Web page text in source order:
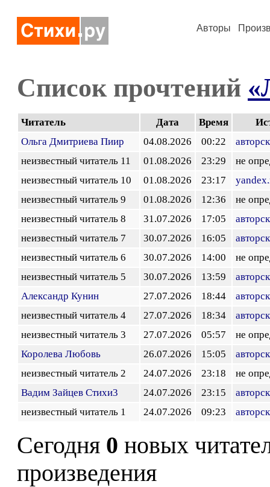
Авторы
Список прочтений
Читатель Дата Время
Ольга Дмитриева Пиир
04.08.2026 00:22
неизвестный читатель 11
01.08.2026 23:29
не
неизвестный читатель 10
01.08.2026 23:17
неизвестный читатель 9
01.08.2026 12:36
не
неизвестный читатель 8
31.07.2026 17:05
неизвестный читатель 7
30.07.2026 16:05
неизвестный читатель 6
30.07.2026 14:00
не
неизвестный читатель 5
30.07.2026 13:59
Александр Кунин
27.07.2026 18:44
неизвестный читатель 4
27.07.2026 18:34
неизвестный читатель 3
27.07.2026 05:57
не
Королева Любовь
26.07.2026 15:05
неизвестный читатель 2
24.07.2026 23:18
не
Вадим Зайцев Стихи3
24.07.2026 23:15
неизвестный читатель 1
24.07.2026 09:23
Сегодня 0 новых
произведения